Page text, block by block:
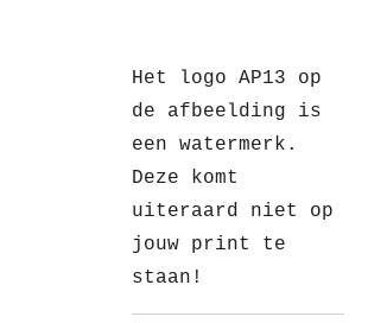
Het logo AP13 op
de afbeelding is
een watermerk.
Deze komt
uiteraard niet op
jouw print te
staan!